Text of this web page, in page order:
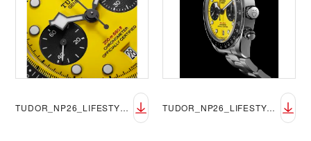
TUDOR_NP26_LIFESTYLE_BLACK_BAY_CHRONO_39_1 TUDOR_NP26_LIFESTYLE_BLACK_BAY_CHRONO_39_2